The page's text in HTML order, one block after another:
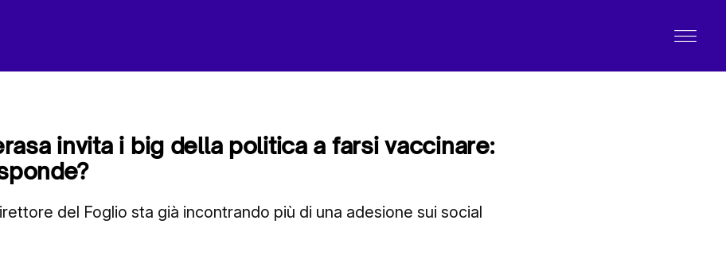
invita i big della politica a farsi vaccinare:
del Foglio sta già incontrando più di una adesione sui social